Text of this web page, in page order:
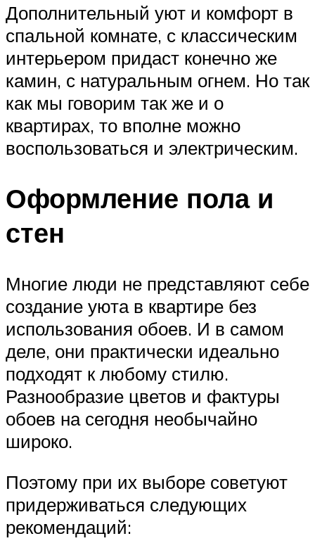
Дополнительный уют и комфорт в
спальной комнате, с классическим
интерьером придаст конечно же
камин, с натуральным огнем. Но так
как мы говорим так же и о
квартирах, то вполне можно
воспользоваться и электрическим.
Оформление пола и
стен
Многие люди не представляют себе
создание уюта в квартире без
использования обоев. И в самом
деле, они практически идеально
подходят к любому стилю.
Разнообразие цветов и фактуры
обоев на сегодня необычайно
широко.
Поэтому при их выборе советуют
придерживаться следующих
рекомендаций: